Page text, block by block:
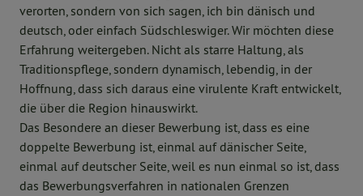
verorten, sondern von sich sagen, ich bin dänisch und
deutsch, oder einfach Südschleswiger. Wir möchten diese
Erfahrung weitergeben. Nicht als starre Haltung, als
Traditionspflege, sondern dynamisch, lebendig, in der
Hoffnung, dass sich daraus eine virulente Kraft entwickelt,
die über die Region hinauswirkt.
Das Besondere an dieser Bewerbung ist, dass es eine
doppelte Bewerbung ist, einmal auf dänischer Seite,
einmal auf deutscher Seite, weil es nun einmal so ist, dass
das Bewerbungsverfahren in nationalen Grenzen